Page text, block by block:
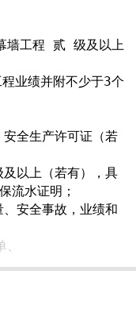
墙工程 贰 级及以上
业绩并附不少于3个
全生产许可证（若
以上（若有），具
流水证明；
安全事故，业绩和
、